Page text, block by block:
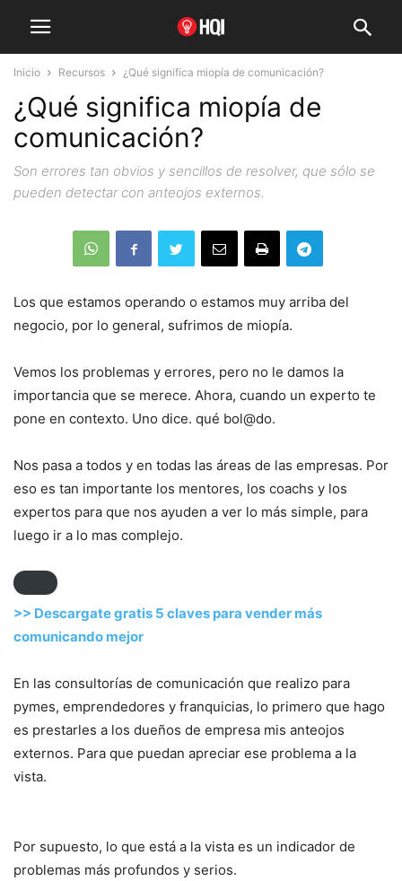
Inicio Recursos ¿Qué significa miopía de comunicación?
¿Qué significa miopía de
comunicación?
Son errores tan obvios y sencillos de resolver, que sólo se
pueden detectar con anteojos externos.
Los que estamos operando o estamos muy arriba del
negocio, por lo general, sufrimos de miopía.
Vemos los problemas y errores, pero no le damos la
importancia que se merece. Ahora, cuando un experto te
pone en contexto. Uno dice. qué bol@do.
Nos pasa a todos y en todas las áreas de las empresas. Por
eso es tan importante los mentores, los coachs y los
expertos para que nos ayuden a ver lo más simple, para
luego ir a lo mas complejo.
>> Descargate gratis 5 claves para vender más
comunicando mejor
En las consultorías de comunicación que realizo para
pymes, emprendedores y franquicias, lo primero que hago
es prestarles a los dueños de empresa mis anteojos
externos. Para que puedan apreciar ese problema a la
vista.
Por supuesto, lo que está a la vista es un indicador de
problemas más profundos y serios.